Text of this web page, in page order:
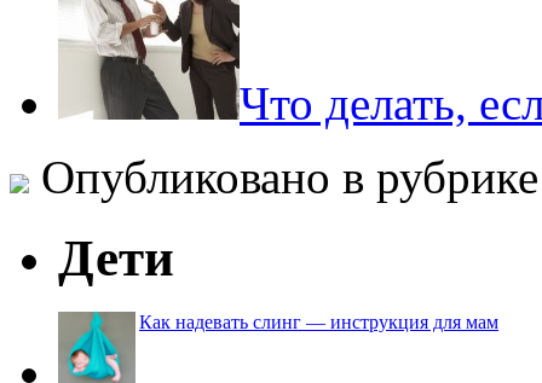
Что делать,
Опубликовано в
Дети
Как надевать слинг — инструкция для мам